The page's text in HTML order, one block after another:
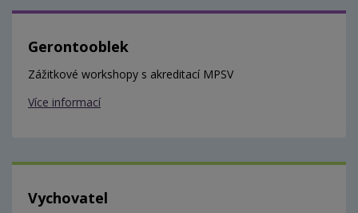
Gerontooblek
Zážitkové workshopy s akreditací MPSV
Více informací
Vychovatel